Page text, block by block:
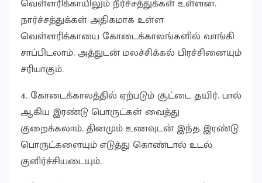
வெள்ளரிக்காயிலும் நீர்ச்சத்துக்கள் உள்ளன.
நார்ச்சத்துக்கள் அதிகமாக உள்ள
வெள்ளரிக்காயை கோடைக்காலங்களில் வாங்கி
சாப்பிடலாம். அத்துடன் மலச்சிக்கல் பிரச்சினையும்
சரியாகும்.
4. கோடைக்காலத்தில் ஏற்படும் சூட்டை தயிர். பால்
ஆகிய இரண்டு பொருட்கள் வைத்து
குறைக்கலாம். தினமும் உணவுடன் இந்த இரண்டு
பொருட்களையும் எடுத்து கொண்டால் உடல்
குளிர்ச்சியடையும்.